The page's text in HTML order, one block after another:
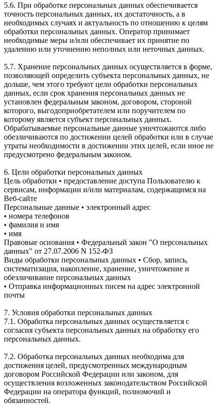
5.6. При обработке персональных данных обеспечивается
точность персональных данных, их достаточность, а в
необходимых случаях и актуальность по отношению к целям
обработки персональных данных. Оператор принимает
необходимые меры и/или обеспечивает их принятие по
удалению или уточнению неполных или неточных данных.
5.7. Хранение персональных данных осуществляется в форме,
позволяющей определить субъекта персональных данных, не
дольше, чем этого требуют цели обработки персональных
данных, если срок хранения персональных данных не
установлен федеральным законом, договором, стороной
которого, выгодоприобретателем или поручителем по
которому является субъект персональных данных.
Обрабатываемые персональные данные уничтожаются либо
обезличиваются по достижении целей обработки или в случае
утраты необходимости в достижении этих целей, если иное не
предусмотрено федеральным законом.
6. Цели обработки персональных данных
Цель обработки • предоставление доступа Пользователю к
сервисам, информации и/или материалам, содержащимся на
Веб-сайте
Персональные данные • электронный адрес
• номера телефонов
• фамилия и имя
• имя
Правовые основания • Федеральный закон "О персональных
данных" от 27.07.2006 N 152-ФЗ
Виды обработки персональных данных • Сбор, запись,
систематизация, накопление, хранение, уничтожение и
обезличивание персональных данных
• Отправка информационных писем на адрес электронной
почты
7. Условия обработки персональных данных
7.1. Обработка персональных данных осуществляется с
согласия субъекта персональных данных на обработку его
персональных данных.
7.2. Обработка персональных данных необходима для
достижения целей, предусмотренных международным
договором Российской Федерации или законом, для
осуществления возложенных законодательством Российской
Федерации на оператора функций, полномочий и
обязанностей.